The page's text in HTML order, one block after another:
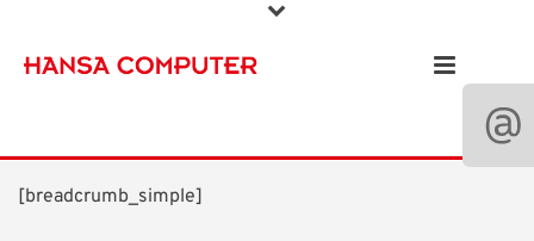
[breadcrumb_simple]